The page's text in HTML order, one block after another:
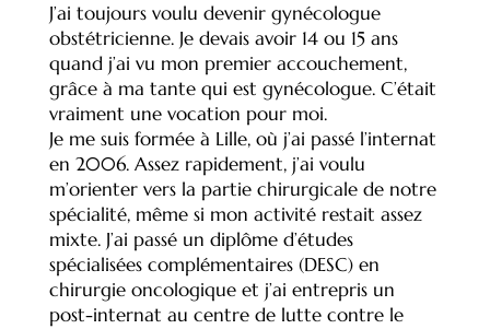
J’ai toujours voulu devenir gynécologue
obstétricienne. Je devais avoir 14 ou 15 ans
quand j’ai vu mon premier accouchement,
grâce à ma tante qui est gynécologue. C’était
vraiment une vocation pour moi.
Je me suis formée à Lille, où j’ai passé l’internat
en 2006. Assez rapidement, j’ai voulu
m’orienter vers la partie chirurgicale de notre
spécialité, même si mon activité restait assez
mixte. J’ai passé un diplôme d’études
spécialisées complémentaires (DESC) en
chirurgie oncologique et j’ai entrepris un
post-internat au centre de lutte contre le